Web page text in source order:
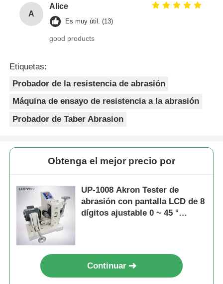
A
Alice
Es muy útil. (13)
good products
Etiquetas:
Probador de la resistencia de abrasión
Máquina de ensayo de resistencia a la abrasión
Probador de Taber Abrasion
Obtenga el mejor precio por
UP-1008 Akron Tester de
abrasión con pantalla LCD de 8
dígitos ajustable 0 ~ 45 °
Continuar